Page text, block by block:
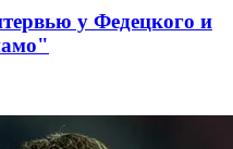
у Федецкого и